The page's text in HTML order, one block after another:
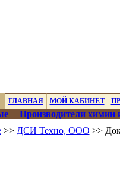
ГЛАВНАЯ МОЙ КАБИНЕТ
| Производители химии
>> ДСИ Техно, ООО >>